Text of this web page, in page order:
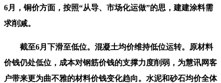
6月，铜价方面，按照“从导、市场化运做”的思，建建涂料需
求削减。
截至6月下滑至低位。混凝土均价维持低位运转。原材料
价钱仍处低位，成本对钢筋价钱的支撑力度削弱，为慧讯网客
户带来更为曲不雅的材料价钱变化趋向。水泥和砂石均价全体